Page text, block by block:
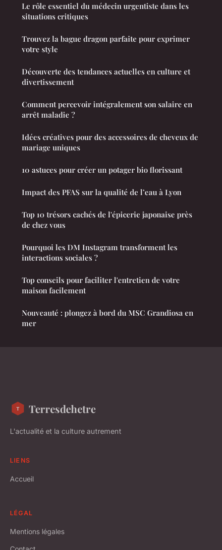
Le rôle essentiel du médecin urgentiste dans les
situations critiques
Trouvez la bague dragon parfaite pour exprimer
votre style
Découverte des tendances actuelles en culture et
divertissement
Comment percevoir intégralement son salaire en
arrêt maladie ?
Idées créatives pour des accessoires de cheveux de
mariage uniques
10 astuces pour créer un potager bio florissant
Impact des PFAS sur la qualité de l’eau à Lyon
Top 10 trésors cachés de l'épicerie japonaise près
de chez vous
Pourquoi les DM Instagram transforment les
interactions sociales ?
Top conseils pour faciliter l'entretien de votre
maison facilement
Nouveauté : plongez à bord du MSC Grandiosa en
mer
Terresdehetre
L'actualité et la culture autrement
LIENS
Accueil
LÉGAL
Mentions légales